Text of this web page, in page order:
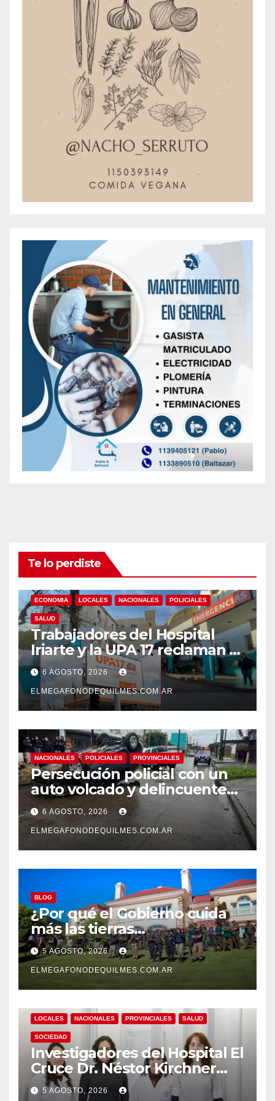
Te lo perdiste
ECONOMIA LOCALES NACIONALES POLICIALES
SALUD
Trabajadores del Hospital
Iriarte y la UPA 17 reclaman el
pase a planta de becarios y
mejoras laborales
6 AGOSTO, 2026
ELMEGAFONODEQUILMES.COM.AR
NACIONALES POLICIALES PROVINCIALES
Persecución policial con un
auto volcado y delincuentes
detenidos en San Francisco
Solano
6 AGOSTO, 2026
ELMEGAFONODEQUILMES.COM.AR
BLOG
¿Por qué el Gobierno cuida
más las tierras
extranjerizadas que el
patrimonio de todos los
argentinos?
5 AGOSTO, 2026
ELMEGAFONODEQUILMES.COM.AR
LOCALES NACIONALES PROVINCIALES SALUD
SOCIEDAD
Investigadores del Hospital El
Cruce Dr. Néstor Kirchner
desarrollan un estudio
5 AGOSTO, 2026